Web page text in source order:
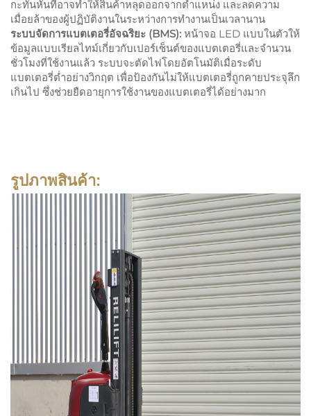
กะทันหันที่อาจทำให้สินค้าหลุดออกจากตำแหน่ง และลดความ
เมื่อยล้าของผู้ปฏิบัติงานในระหว่างการทำงานเป็นเวลานาน
ระบบจัดการแบตเตอรี่อัจฉริยะ (BMS): หน้าจอ LED แบบในตัวให้
ข้อมูลแบบเรียลไทม์เกี่ยวกับเปอร์เซ็นต์ของแบตเตอรี่และจำนวน
ชั่วโมงที่ใช้งานแล้ว ระบบจะตัดไฟโดยอัตโนมัติเมื่อระดับ
แบตเตอรี่ต่ำอย่างวิกฤต เพื่อป้องกันไม่ให้แบตเตอรี่ถูกคายประจุลึก
เกินไป ซึ่งช่วยยืดอายุการใช้งานของแบตเตอรี่ได้อย่างมาก
รูปภาพสินค้า: